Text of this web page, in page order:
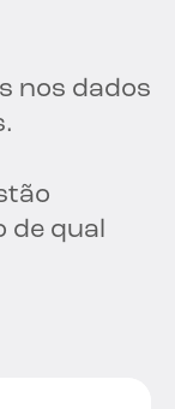
nos dados
de qual